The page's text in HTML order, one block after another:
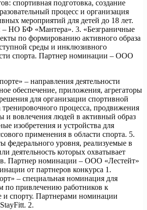
спортивная подготовка, создание
процесс и организация
мероприятий для детей до 18 лет.
НО БФ «Мантера». 3. «Безграничные
по формированию активного образа
среды и инклюзивного
спорта. Партнер номинации – ООО
– направления деятельности
обеспечение, приложения, агрегаторы
для организации спортивной
тренировочного процесса, продвижения
и вовлечения людей в активный образ
изобретения и устройства для
применения в области спорта. 5.
федерального уровня, реализуемые в
деятельность которых охватывает
Партнер номинации – ООО «Лестейт»
от партнеров конкурса 1.
– специальная номинация для
по привлечению работников к
и спорту. Партнерами номинации
2.